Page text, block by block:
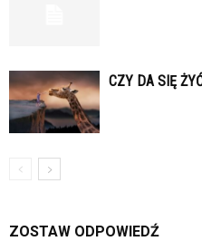
CZY DA SIĘ
ZOSTAW ODPOWIEDŹ